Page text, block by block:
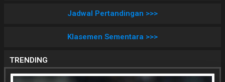
Jadwal Pertandingan >>>
Klasemen Sementara >>>
TRENDING